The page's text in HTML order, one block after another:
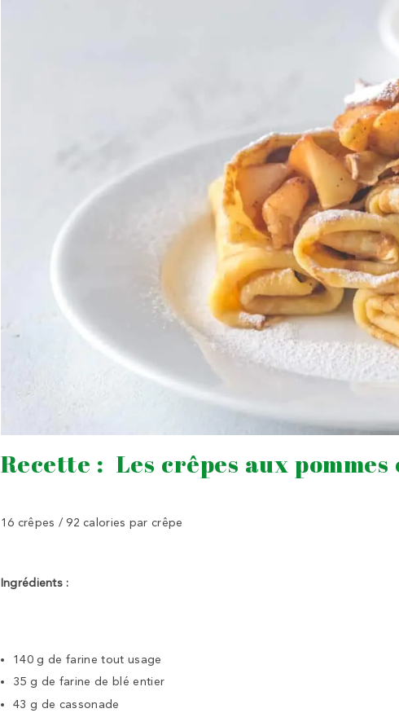
Recette : Les crêpes aux pommes
16 crêpes / 92 calories par crêpe
Ingrédients :
140 g de farine tout usage
35 g de farine de blé entier
43 g de cassonade